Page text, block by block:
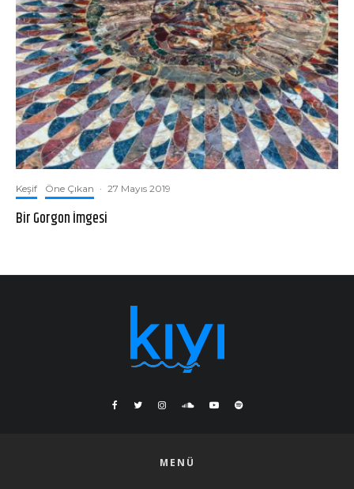
Keşif Öne Çıkan · 27 Mayıs 2019
Bir Gorgon İmgesi
MENÜ